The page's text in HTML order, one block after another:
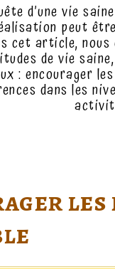
d’une vie
peut
cet article,
de vie
: encourager
dans les
les